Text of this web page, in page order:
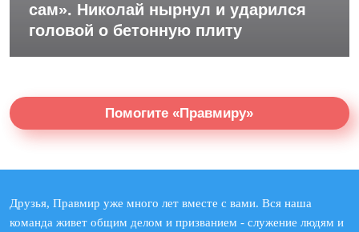
сам». Николай нырнул и ударился
головой о бетонную плиту
Помогите «Правмиру»
Друзья, Правмир уже много лет вместе с вами. Вся наша
команда живет общим делом и призванием - служение людям и